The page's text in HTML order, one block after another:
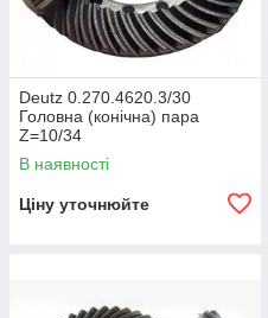
Deutz 0.270.4620.3/30
Головна (конічна) пара
Z=10/34
В наявності
Ціну уточнюйте